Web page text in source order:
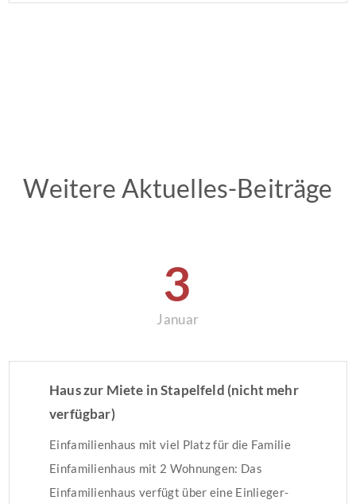
Weitere Aktuelles-Beiträge
3
Januar
Haus zur Miete in Stapelfeld (nicht mehr
verfügbar)
Einfamilienhaus mit viel Platz für die Familie
Einfamilienhaus mit 2 Wohnungen: Das
Einfamilienhaus verfügt über eine Einlieger-